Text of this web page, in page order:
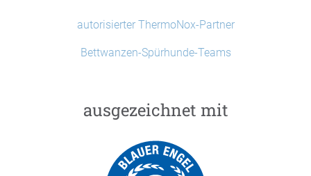
autorisierter ThermoNox-Partner
Bettwanzen-Spürhunde-Teams
ausgezeichnet mit